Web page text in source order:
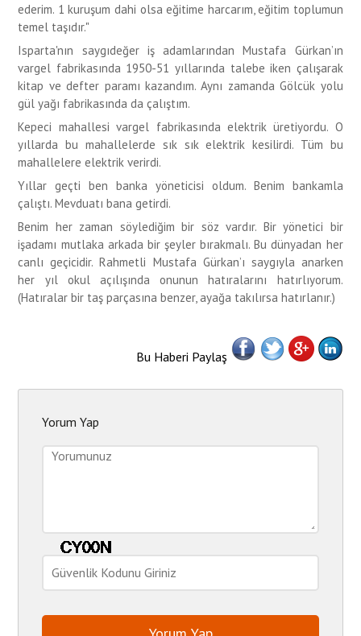
ederim. 1 kuruşum dahi olsa eğitime harcarım, eğitim toplumun
temel taşıdır."
Isparta'nın saygıdeğer iş adamlarından Mustafa Gürkan’ın
vargel fabrikasında 1950-51 yıllarında talebe iken çalışarak
kitap ve defter paramı kazandım. Aynı zamanda Gölcük yolu
gül yağı fabrikasında da çalıştım.
Kepeci mahallesi vargel fabrikasında elektrik üretiyordu. O
yıllarda bu mahallelerde sık sık elektrik kesilirdi. Tüm bu
mahallelere elektrik verirdi.
Yıllar geçti ben banka yöneticisi oldum. Benim bankamla
çalıştı. Mevduatı bana getirdi.
Benim her zaman söylediğim bir söz vardır. Bir yönetici bir
işadamı mutlaka arkada bir şeyler bırakmalı. Bu dünyadan her
canlı geçicidir. Rahmetli Mustafa Gürkan’ı saygıyla anarken
her yıl okul açılışında onunun hatıralarını hatırlıyorum.
(Hatıralar bir taş parçasına benzer, ayağa takılırsa hatırlanır.)
Bu Haberi Paylaş
Yorum Yap